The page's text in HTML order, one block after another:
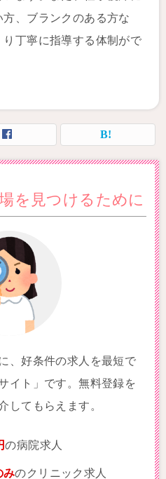
、ブランクのある方な
丁寧に指導する体制がで
を見つけるために
、好条件の求人を最短で
イト」です。無料登録を
してもらえます。
の病院求人
みのクリニック求人